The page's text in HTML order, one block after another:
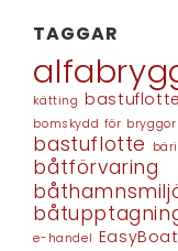
TAGGAR
kätting bastuflotte
bomskydd för bryggor
bastuflotte
båtförvaring
e-handel